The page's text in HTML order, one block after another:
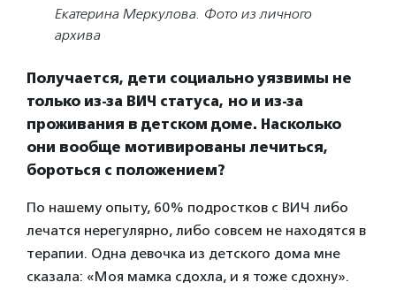
Екатерина Меркулова. Фото из личного
архива
Получается, дети социально уязвимы не
только из-за ВИЧ статуса, но и из-за
проживания в детском доме. Насколько
они вообще мотивированы лечиться,
бороться с положением?
По нашему опыту, 60% подростков с ВИЧ либо
лечатся нерегулярно, либо совсем не находятся в
терапии. Одна девочка из детского дома мне
сказала: «Моя мамка сдохла, и я тоже сдохну».